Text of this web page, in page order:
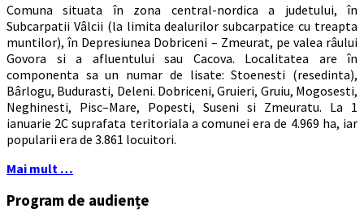
Comuna situata în zona central-nordica a judetului, în
Subcarpatii Vâlcii (la limita dealurilor subcarpatice cu treapta
muntilor), în Depresiunea Dobriceni – Zmeurat, pe valea râului
Govora si a afluentului sau Cacova. Localitatea are în
componenta sa un numar de lisate: Stoenesti (resedinta),
Bârlogu, Budurasti, Deleni. Dobriceni, Gruieri, Gruiu, Mogosesti,
Neghinesti, Pisc–Mare, Popesti, Suseni si Zmeuratu. La 1
ianuarie 2C suprafata teritoriala a comunei era de 4.969 ha, iar
popularii era de 3.861 locuitori.
Mai mult …
Program de audiențe